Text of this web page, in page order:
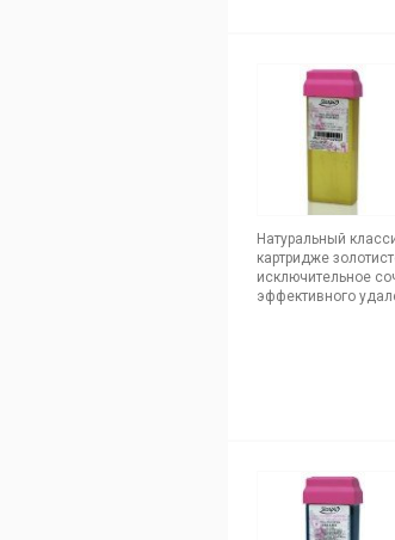
Натуральный
картридже
исключительное
эффективного